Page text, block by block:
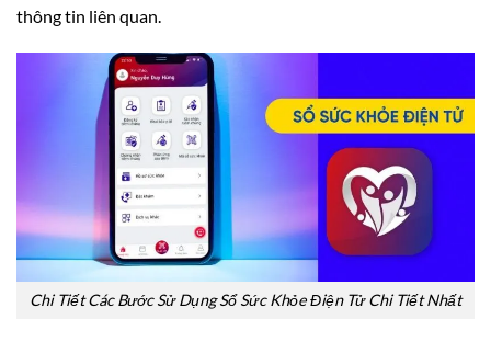
thông tin liên quan.
Chi Tiết Các Bước Sử Dụng Sổ Sức Khỏe Điện Tử Chi Tiết Nhất